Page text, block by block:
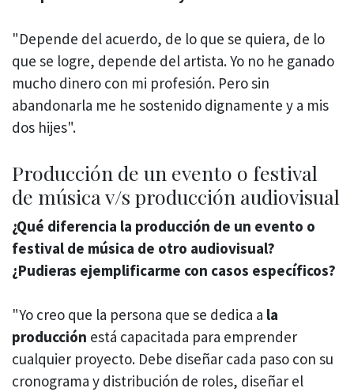
"Depende del acuerdo, de lo que se quiera, de lo
que se logre, depende del artista. Yo no he ganado
mucho dinero con mi profesión. Pero sin
abandonarla me he sostenido dignamente y a mis
dos hijes".
Producción de un evento o festival
de música v/s producción audiovisual
¿Qué diferencia la producción de un evento o
festival de música de otro audiovisual?
¿Pudieras ejemplificarme con casos específicos?
"Yo creo que la persona que se dedica a la
producción está capacitada para emprender
cualquier proyecto. Debe diseñar cada paso con su
cronograma y distribución de roles, diseñar el